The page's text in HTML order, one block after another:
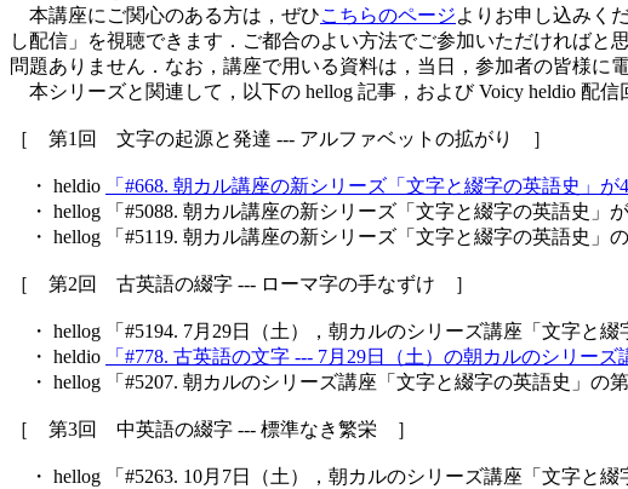
本講座にご関心のある方は，ぜひこちらのページよりお申し込みく
し配信」を視聴できます．ご都合のよい方法でご参加いただければ
問題ありません．なお，講座で用いる資料は，当日，参加者の皆様に
本シリーズと関連して，以下の hellog 記事，および Voicy heldio 配信
［ 第1回 文字の起源と発達 --- アルファベットの拡がり ］
・ heldio 「#668. 朝カル講座の新シリーズ「文字と綴字の英語史」が
・ hellog 「#5088. 朝カル講座の新シリーズ「文字と綴字の英語史」
・ hellog 「#5119. 朝カル講座の新シリーズ「文字と綴字の英語史」
［ 第2回 古英語の綴字 --- ローマ字の手なずけ ］
・ hellog 「#5194. 7月29日（土），朝カルのシリーズ講座「文字と
・ heldio
「#778. 古英語の文字 --- 7月29日（土）の朝カルのシリーズ
・ hellog 「#5207. 朝カルのシリーズ講座「文字と綴字の英語史」の
［ 第3回 中英語の綴字 --- 標準なき繁栄 ］
・ hellog 「#5263. 10月7日（土），朝カルのシリーズ講座「文字と